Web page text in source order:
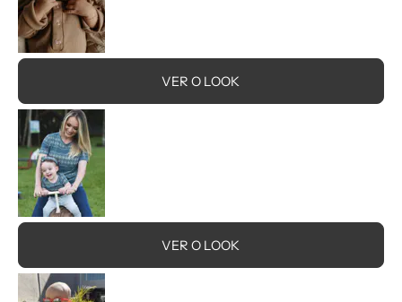
VER O LOOK
VER O LOOK